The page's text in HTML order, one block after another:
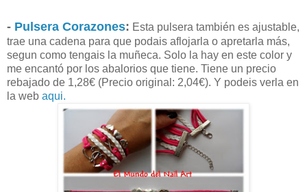
- Pulsera Corazones: Esta pulsera también es ajustable,
trae una cadena para que podais aflojarla o apretarla más,
segun como tengais la muñeca. Solo la hay en este color y
me encantó por los abalorios que tiene. Tiene un precio
rebajado de 1,28€ (Precio original: 2,04€). Y podeis verla en
la web aqui.